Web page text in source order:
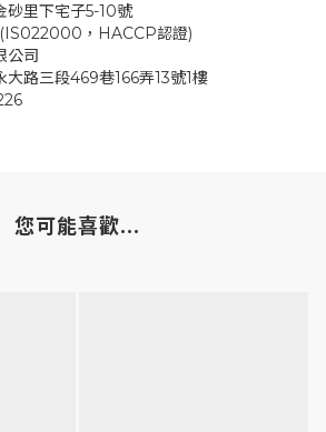
砂里下宅子5-10號
，HACCP認證)
公司
大路三段469巷166弄13號1樓
您可能喜歡...